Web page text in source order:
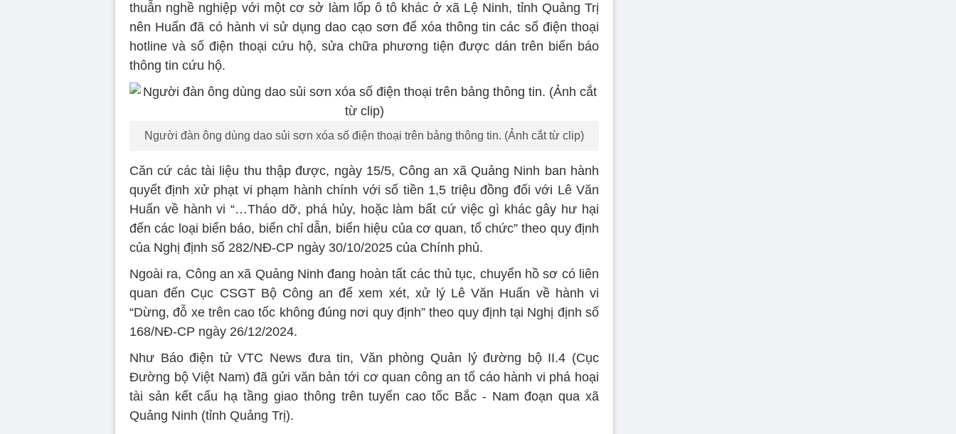
thuẫn nghề nghiệp với một cơ sở làm lốp ô tô khác ở xã Lệ Ninh, tỉnh Quảng Trị
nên Huấn đã có hành vi sử dụng dao cạo sơn để xóa thông tin các số điện thoại
hotline và số điện thoại cứu hộ, sửa chữa phương tiện được dán trên biển báo
thông tin cứu hộ.
Người đàn ông dùng dao sủi sơn xóa số điện thoại trên bảng thông tin. (Ảnh cắt từ clip)
Căn cứ các tài liệu thu thập được, ngày 15/5, Công an xã Quảng Ninh ban hành
quyết định xử phạt vi phạm hành chính với số tiền 1,5 triệu đồng đối với Lê Văn
Huấn về hành vi “…Tháo dỡ, phá hủy, hoặc làm bất cứ việc gì khác gây hư hại
đến các loại biển báo, biển chỉ dẫn, biển hiệu của cơ quan, tổ chức” theo quy định
của Nghị định số 282/NĐ-CP ngày 30/10/2025 của Chính phủ.
Ngoài ra, Công an xã Quảng Ninh đang hoàn tất các thủ tục, chuyển hồ sơ có liên
quan đến Cục CSGT Bộ Công an để xem xét, xử lý Lê Văn Huấn về hành vi
“Dừng, đỗ xe trên cao tốc không đúng nơi quy định” theo quy định tại Nghị định số
168/NĐ-CP ngày 26/12/2024.
Như Báo điện tử VTC News đưa tin, Văn phòng Quản lý đường bộ II.4 (Cục
Đường bộ Việt Nam) đã gửi văn bản tới cơ quan công an tố cáo hành vi phá hoại
tài sản kết cấu hạ tầng giao thông trên tuyến cao tốc Bắc - Nam đoạn qua xã
Quảng Ninh (tỉnh Quảng Trị).